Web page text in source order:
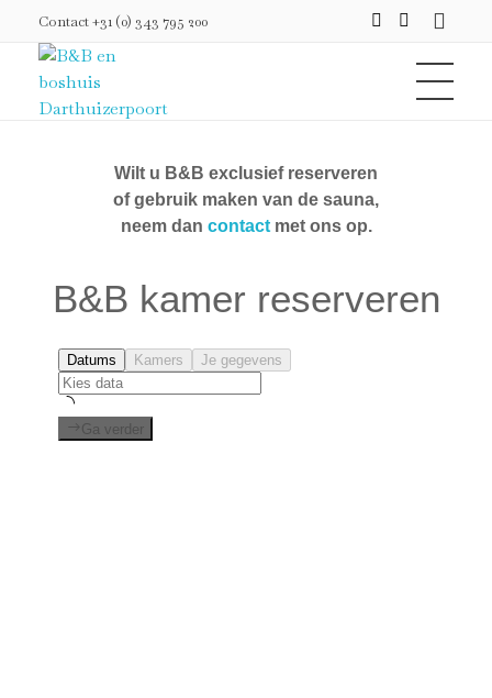
Contact +31 (0) 343 795 200
Wilt u B&B exclusief reserveren
of gebruik maken van de sauna,
neem dan contactmet ons op.
B&B kamer reserveren